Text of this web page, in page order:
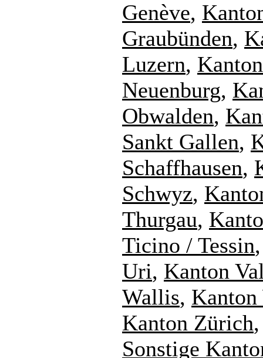
Genève,
Graubünden,
Luzern, Kanton
Neuenburg,
Obwalden,
Sankt Gallen,
Schaffhausen,
Schwyz,
Thurgau,
Ticino / Tessin
Uri, Kanton
Wallis, Kanton
Kanton Zürich,
Sonstige